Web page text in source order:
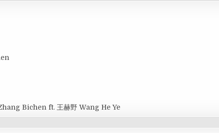
Bichen ft. 王赫野 Wang He Ye